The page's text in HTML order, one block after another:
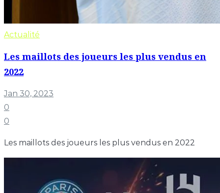
Actualité
Les maillots des joueurs les plus vendus en
2022
Jan 30, 2023
0
0
Les maillots des joueurs les plus vendus en 2022